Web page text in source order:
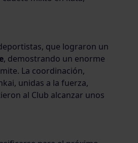
que lograron un
, demostrando un enorme
La coordinación,
unidas a la fuerza,
al Club alcanzar unos